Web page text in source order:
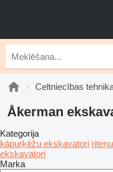
Celtniecības
Åkerman
Kategorija
kāpurķēžu ekskavatori
ekskavatori
Marka